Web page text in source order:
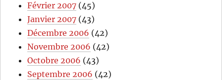
Février 2007 (45)
Janvier 2007 (43)
Décembre 2006 (42)
Novembre 2006 (42)
Octobre 2006 (43)
Septembre 2006 (42)